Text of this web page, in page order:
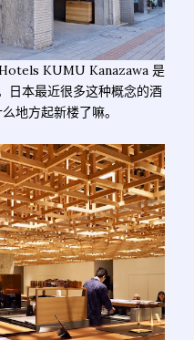
KUMU Kanazawa 是
日本最近很多这种概念的酒
地方起新楼了嘛。